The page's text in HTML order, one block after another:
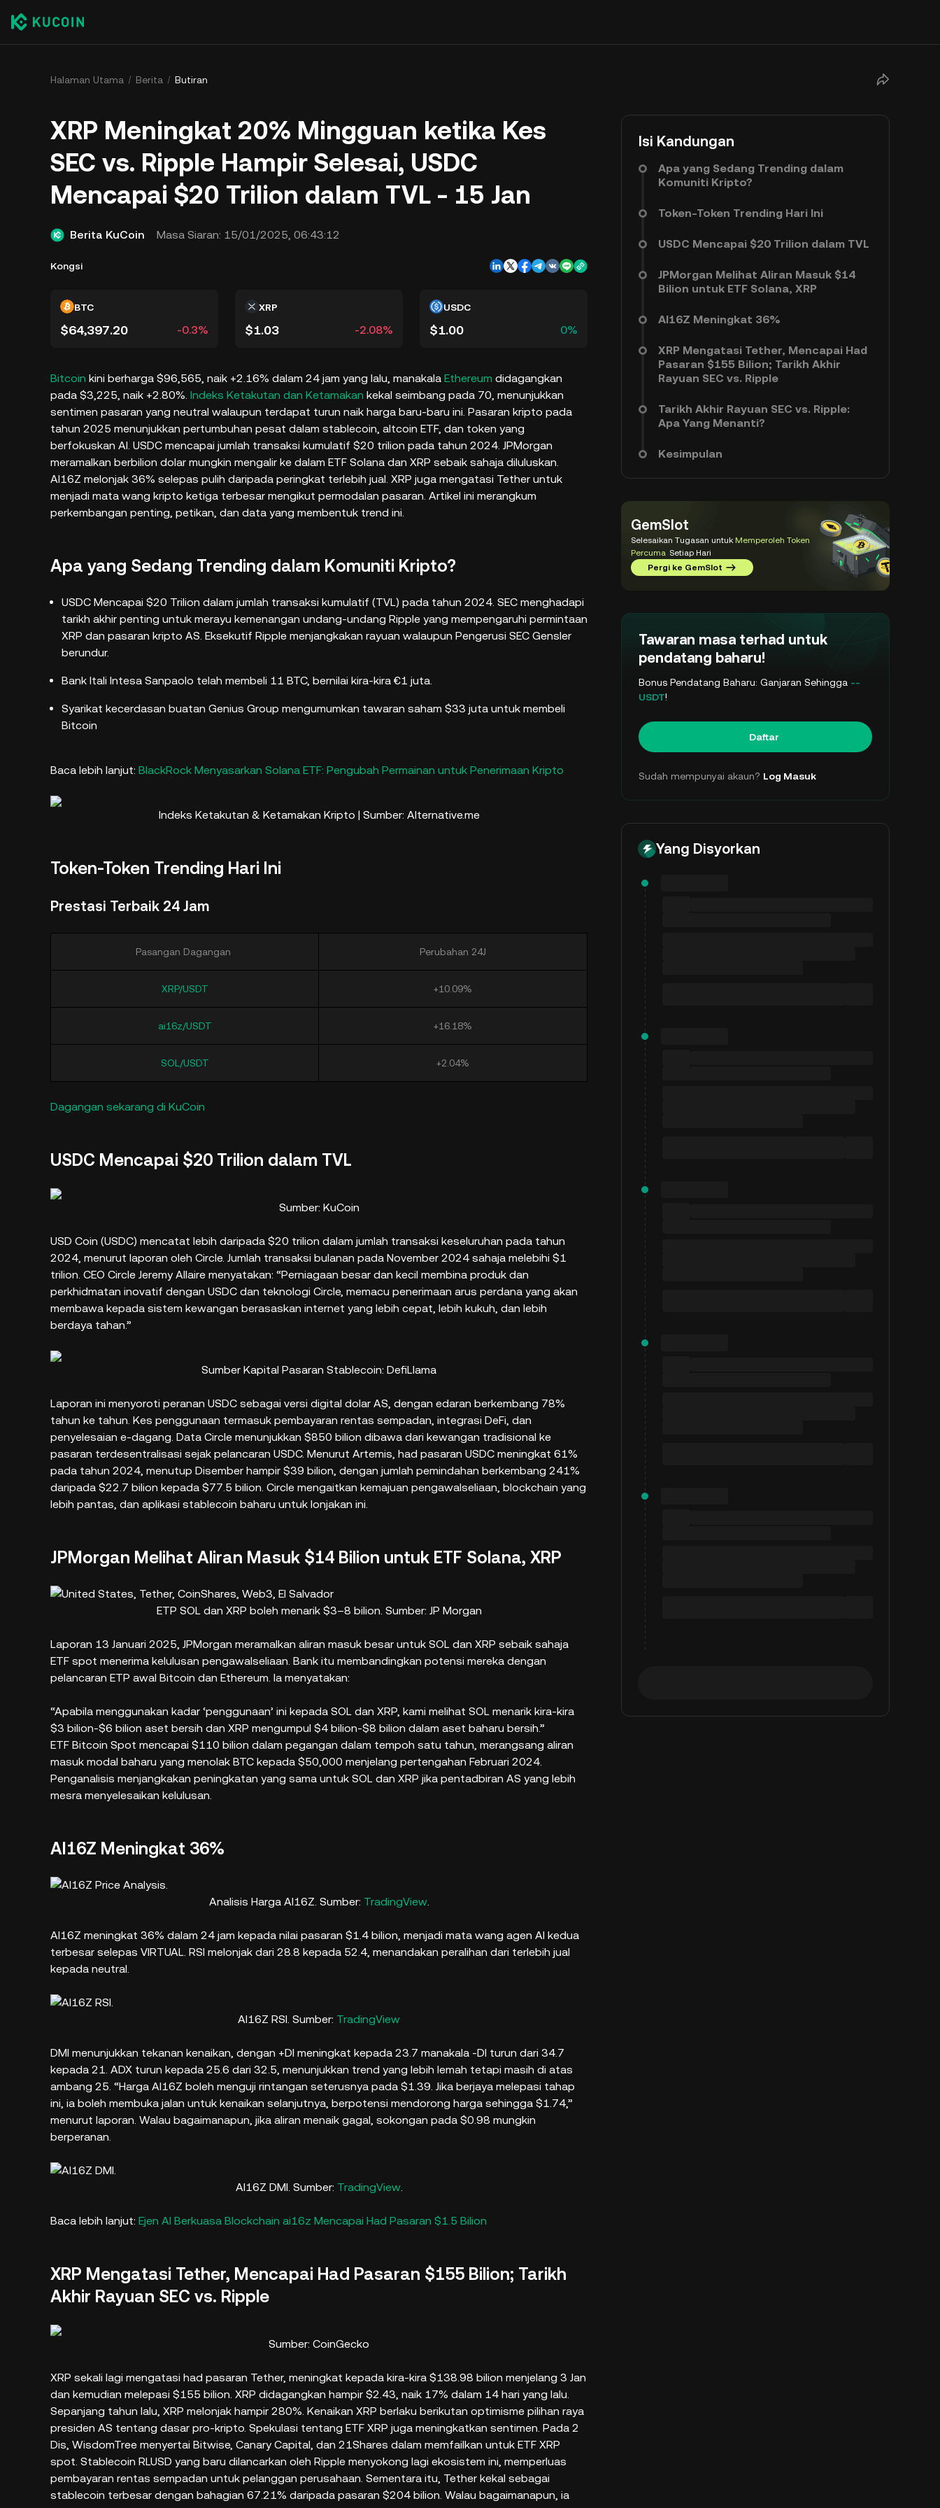
Halaman Utama Berita Butiran
XRP Meningkat 20% Mingguan ketika Kes
SEC vs. Ripple Hampir Selesai, USDC
Mencapai $20 Trilion dalam TVL - 15 Jan
Berita KuCoin Masa Siaran: 15/01/2025, 06:43:12
Kongsi
BTC
$64,397.20 -0.3%
XRP
$1.03 -2.08%
USDC
$1.00 0%
Bitcoin kini berharga $96,565, naik +2.16% dalam 24 jam yang lalu, manakala Ethereum didagangkan
pada $3,225, naik +2.80%. Indeks Ketakutan dan Ketamakan kekal seimbang pada 70, menunjukkan
sentimen pasaran yang neutral walaupun terdapat turun naik harga baru-baru ini. Pasaran kripto pada
tahun 2025 menunjukkan pertumbuhan pesat dalam stablecoin, altcoin ETF, dan token yang
berfokuskan AI. USDC mencapai jumlah transaksi kumulatif $20 trilion pada tahun 2024. JPMorgan
meramalkan berbilion dolar mungkin mengalir ke dalam ETF Solana dan XRP sebaik sahaja diluluskan.
AI16Z melonjak 36% selepas pulih daripada peringkat terlebih jual. XRP juga mengatasi Tether untuk
menjadi mata wang kripto ketiga terbesar mengikut permodalan pasaran. Artikel ini merangkum
perkembangan penting, petikan, dan data yang membentuk trend ini.
Apa yang Sedang Trending dalam Komuniti Kripto?
USDC Mencapai $20 Trilion dalam jumlah transaksi kumulatif (TVL) pada tahun 2024. SEC menghadapi
tarikh akhir penting untuk merayu kemenangan undang-undang Ripple yang mempengaruhi permintaan
XRP dan pasaran kripto AS. Eksekutif Ripple menjangkakan rayuan walaupun Pengerusi SEC Gensler
berundur.
Bank Itali Intesa Sanpaolo telah membeli 11 BTC, bernilai kira-kira €1 juta.
Syarikat kecerdasan buatan Genius Group mengumumkan tawaran saham $33 juta untuk membeli
Bitcoin
Baca lebih lanjut: BlackRock Menyasarkan Solana ETF: Pengubah Permainan untuk Penerimaan Kripto
Indeks Ketakutan & Ketamakan Kripto | Sumber: Alternative.me
Token-Token Trending Hari Ini
Prestasi Terbaik 24 Jam
Pasangan Dagangan Perubahan 24J
XRP/USDT +10.09%
ai16z/USDT +16.18%
SOL/USDT +2.04%
Dagangan sekarang di KuCoin
USDC Mencapai $20 Trilion dalam TVL
Sumber: KuCoin
USD Coin (USDC) mencatat lebih daripada $20 trilion dalam jumlah transaksi keseluruhan pada tahun
2024, menurut laporan oleh Circle. Jumlah transaksi bulanan pada November 2024 sahaja melebihi $1
trilion. CEO Circle Jeremy Allaire menyatakan: “Perniagaan besar dan kecil membina produk dan
perkhidmatan inovatif dengan USDC dan teknologi Circle, memacu penerimaan arus perdana yang akan
membawa kepada sistem kewangan berasaskan internet yang lebih cepat, lebih kukuh, dan lebih
berdaya tahan.”
Sumber Kapital Pasaran Stablecoin: DefiLlama
Laporan ini menyoroti peranan USDC sebagai versi digital dolar AS, dengan edaran berkembang 78%
tahun ke tahun. Kes penggunaan termasuk pembayaran rentas sempadan, integrasi DeFi, dan
penyelesaian e-dagang. Data Circle menunjukkan $850 bilion dibawa dari kewangan tradisional ke
pasaran terdesentralisasi sejak pelancaran USDC. Menurut Artemis, had pasaran USDC meningkat 61%
pada tahun 2024, menutup Disember hampir $39 bilion, dengan jumlah pemindahan berkembang 241%
daripada $22.7 bilion kepada $77.5 bilion. Circle mengaitkan kemajuan pengawalseliaan, blockchain yang
lebih pantas, dan aplikasi stablecoin baharu untuk lonjakan ini.
JPMorgan Melihat Aliran Masuk $14 Bilion untuk ETF Solana, XRP
ETP SOL dan XRP boleh menarik $3–8 bilion. Sumber: JP Morgan
Laporan 13 Januari 2025, JPMorgan meramalkan aliran masuk besar untuk SOL dan XRP sebaik sahaja
ETF spot menerima kelulusan pengawalseliaan. Bank itu membandingkan potensi mereka dengan
pelancaran ETP awal Bitcoin dan Ethereum. Ia menyatakan:
“Apabila menggunakan kadar ‘penggunaan’ ini kepada SOL dan XRP, kami melihat SOL menarik kira-kira
$3 bilion-$6 bilion aset bersih dan XRP mengumpul $4 bilion-$8 bilion dalam aset baharu bersih.”
ETF Bitcoin Spot mencapai $110 bilion dalam pegangan dalam tempoh satu tahun, merangsang aliran
masuk modal baharu yang menolak BTC kepada $50,000 menjelang pertengahan Februari 2024.
Penganalisis menjangkakan peningkatan yang sama untuk SOL dan XRP jika pentadbiran AS yang lebih
mesra menyelesaikan kelulusan.
AI16Z Meningkat 36%
Analisis Harga AI16Z. Sumber: TradingView.
AI16Z meningkat 36% dalam 24 jam kepada nilai pasaran $1.4 bilion, menjadi mata wang agen AI kedua
terbesar selepas VIRTUAL. RSI melonjak dari 28.8 kepada 52.4, menandakan peralihan dari terlebih jual
kepada neutral.
AI16Z RSI. Sumber: TradingView
DMI menunjukkan tekanan kenaikan, dengan +DI meningkat kepada 23.7 manakala -DI turun dari 34.7
kepada 21. ADX turun kepada 25.6 dari 32.5, menunjukkan trend yang lebih lemah tetapi masih di atas
ambang 25. “Harga AI16Z boleh menguji rintangan seterusnya pada $1.39. Jika berjaya melepasi tahap
ini, ia boleh membuka jalan untuk kenaikan selanjutnya, berpotensi mendorong harga sehingga $1.74,”
menurut laporan. Walau bagaimanapun, jika aliran menaik gagal, sokongan pada $0.98 mungkin
berperanan.
AI16Z DMI. Sumber: TradingView.
Baca lebih lanjut: Ejen AI Berkuasa Blockchain ai16z Mencapai Had Pasaran $1.5 Bilion
XRP Mengatasi Tether, Mencapai Had Pasaran $155 Bilion; Tarikh
Akhir Rayuan SEC vs. Ripple
Sumber: CoinGecko
XRP sekali lagi mengatasi had pasaran Tether, meningkat kepada kira-kira $138.98 bilion menjelang 3 Jan
dan kemudian melepasi $155 bilion. XRP didagangkan hampir $2.43, naik 17% dalam 14 hari yang lalu.
Sepanjang tahun lalu, XRP melonjak hampir 280%. Kenaikan XRP berlaku berikutan optimisme pilihan raya
presiden AS tentang dasar pro-kripto. Spekulasi tentang ETF XRP juga meningkatkan sentimen. Pada 2
Dis, WisdomTree menyertai Bitwise, Canary Capital, dan 21Shares dalam memfailkan untuk ETF XRP
spot. Stablecoin RLUSD yang baru dilancarkan oleh Ripple menyokong lagi ekosistem ini, memperluas
pembayaran rentas sempadan untuk pelanggan perusahaan. Sementara itu, Tether kekal sebagai
stablecoin terbesar dengan bahagian 67.21% daripada pasaran $204 bilion. Walau bagaimanapun, ia
Isi Kandungan
Apa yang Sedang Trending dalam
Komuniti Kripto?
Token-Token Trending Hari Ini
USDC Mencapai $20 Trilion dalam TVL
JPMorgan Melihat Aliran Masuk $14
Bilion untuk ETF Solana, XRP
AI16Z Meningkat 36%
XRP Mengatasi Tether, Mencapai Had
Pasaran $155 Bilion; Tarikh Akhir
Rayuan SEC vs. Ripple
Tarikh Akhir Rayuan SEC vs. Ripple:
Apa Yang Menanti?
Kesimpulan
GemSlot
Selesaikan Tugasan untuk Memperoleh Token
Percuma Setiap Hari
Pergi ke GemSlot
Tawaran masa terhad untuk
pendatang baharu!
Bonus Pendatang Baharu: Ganjaran Sehingga --
USDT!
Daftar
Sudah mempunyai akaun? Log Masuk
Yang Disyorkan